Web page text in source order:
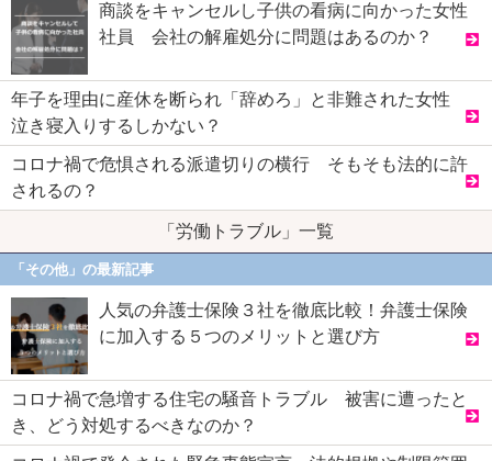
商談をキャンセルし子供の看病に向かった女性
社員 会社の解雇処分に問題はあるのか？
年子を理由に産休を断られ「辞めろ」と非難された女性
泣き寝入りするしかない？
コロナ禍で危惧される派遣切りの横行 そもそも法的に許
されるの？
「労働トラブル」一覧
「その他」の最新記事
人気の弁護士保険３社を徹底比較！弁護士保険
に加入する５つのメリットと選び方
コロナ禍で急増する住宅の騒音トラブル 被害に遭ったと
き、どう対処するべきなのか？